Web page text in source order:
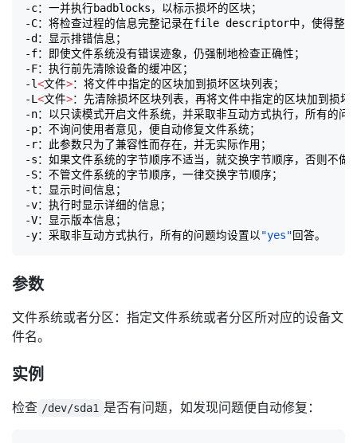
-c：一并执行badblocks，以标示损坏的区块；
-C：将检查过程的信息完整记录在file descriptor中，使得整个
-d：显示排错信息；
-f：即使文件系统没有错误迹象，仍强制地检查正确性；
-F：执行前先清除设备的缓冲区；
-l<文件>：将文件中指定的区块加到损坏区块列表；
-L <文件>：先清除损坏区块列表，再将文件中指定的区块加到损
-n：以只读模式开启文件系统，并采取非互动方式执行，所有的问
-p：不询问使用者意见，便自动修复文件系统；
-r：此参数只为了兼容性而存在，并无实际作用；
-s：如果文件系统的字节顺序不适当，就交换字节顺序，否则不做
-S：不管文件系统的字节顺序，一律交换字节顺序；
-t：显示时间信息；
-v：执行时显示详细的信息；
-V：显示版本信息；
-y：采取非互动方式执行，所有的问题均设置以 "yes"
参数
文件系统或者分区：指定文件系统或者分区所对应的设备文
件名。
实例
检查 /dev/sda1 是否有问题，如发现问题便自动修复：